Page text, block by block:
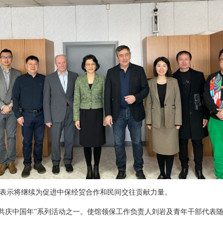
示将继续为促进中保经贸合作和民间交往贡献力量。
庆中国年”系列活动之一。使馆领保工作负责人刘岩及青年干部代表